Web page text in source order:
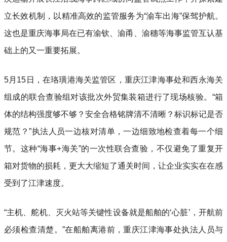
立长效机制，以精准高效的监管服务为“渝车出海”保驾护航。
这也是重庆海事局在已有渝钦、渝甬、渝穗等海事监管互认基
础上的又一重要拓展。
5月15日，在珞璜港海关监管区，重庆江津海事处和西永海关
组成的联合查验组对该批次外贸集装箱进行了现场核验。“箱
体的结构强度够不够？安全合格铭牌清不清晰？标识标记是否
规范？”执法人员一边核对清单，一边细致地检查着每一个细
节。这种“海事+海关”的一次性联合查验，不仅避免了重复开
箱对货物的损耗，更大大缩短了通关时间，让企业实实在在感
受到了江津速度。
“主机、舵机、灭火站等关键性设备就是船舶的‘心脏’，开航前
必须检查清楚。”在船舶离港前，重庆江津海事处执法人员与